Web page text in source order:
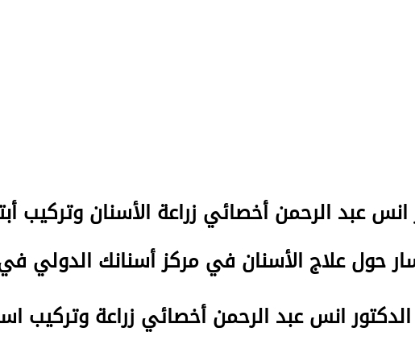
انس عبد الرحمنأخصائي زراعة الأسنان وتركيب
حول علاج الأسنان في مركز أسنانك الدولي
انس عبد الرحمن أخصائي زراعة وتركيب